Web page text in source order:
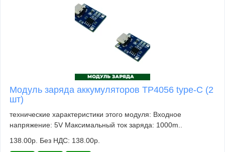
Модуль заряда аккумуляторов TP4056 type-C (2
шт)
технические характеристики этого модуля: Входное
напряжение: 5V Максимальный ток заряда: 1000m..
138.00р. Без НДС: 138.00р.